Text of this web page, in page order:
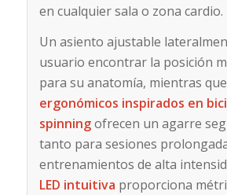
en cualquier sala o zona cardio.
Un asiento ajustable
usuario encontrar la posición
para su anatomía, mientras
ergonómicos inspirados en
spinningofrecen un agarre
tanto para sesiones
entrenamientos de alta
LED intuitiva proporciona